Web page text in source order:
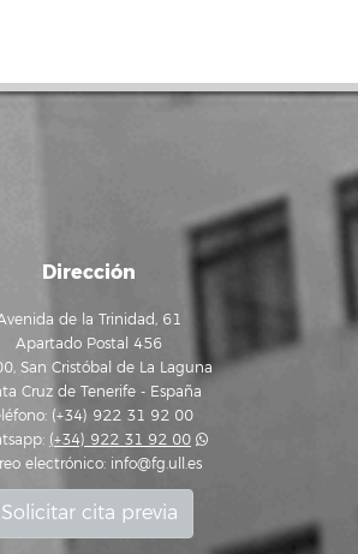
Dirección
de la Trinidad, 61
Apartado Postal 456
San Cristóbal de La Laguna
Cruz de Tenerife - España
(+34) 922 31 92 00
(+34) 922 31 92 00
electrónico: info@fg.ull.es
Solicitar cita previa